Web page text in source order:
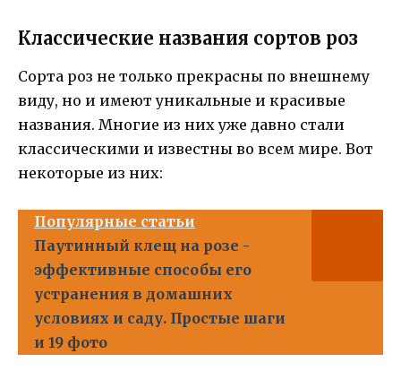
Классические названия сортов роз
Сорта роз не только прекрасны по внешнему
виду, но и имеют уникальные и красивые
названия. Многие из них уже давно стали
классическими и известны во всем мире. Вот
некоторые из них:
Популярные статьи
Паутинный клещ на розе -
эффективные способы его
устранения в домашних
условиях и саду. Простые шаги
и 19 фото